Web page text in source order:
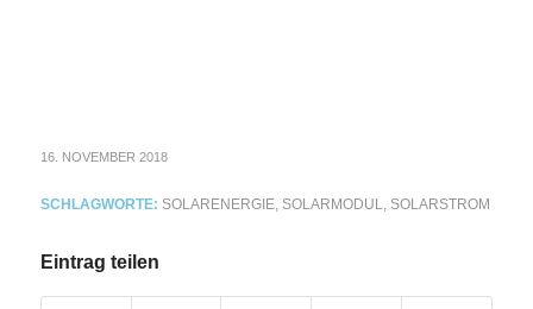
16. NOVEMBER 2018
SCHLAGWORTE: SOLARENERGIE, SOLARMODUL SOLARSTROM
Eintrag teilen